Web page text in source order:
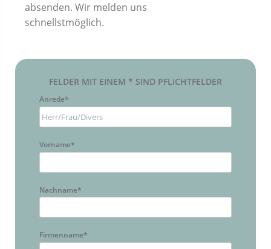
absenden. Wir melden uns
schnellstmöglich.
FELDER MIT EINEM * SIND PFLICHTFELDER
Anrede*
Vorname*
Nachname*
Firmenname*